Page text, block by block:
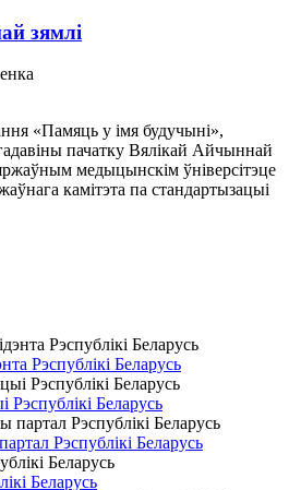
зямлі
«Памяць у імя будучыні»,
пачатку Вялікай Айчыннай
медыцынскім ўніверсітэце
камітэта па стандартызацыі
Рэспублікі Беларусь
Рэспублікі Беларусь
Рэспублікі Беларусь
Беларусь